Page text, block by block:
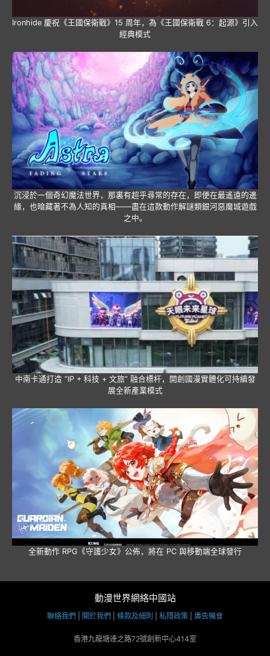
Ironhide 慶祝《王國保衛戰》15 周年，為《王國保衛戰 6：起源》引入
經典模式
沉浸於一個奇幻魔法世界，那裏有超乎尋常的存在，即便在最遙遠的邊
緣，也暗藏著不為人知的真相——盡在這款動作解謎類銀河惡魔城遊戲
之中。
中南卡通打造 “IP + 科技 + 文旅” 融合標杆，開創國漫實體化可持續發
展全新產業模式
全新動作 RPG《守護少女》公佈，將在 PC 與移動端全球發行
動漫世界網絡中國站
聯絡我們 關於我們 條款及細則 私隱政策 廣告機會
香港九龍塘達之路72號創新中心414室